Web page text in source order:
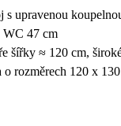
upravenou
WC 47 cm
šířky ≈ 120 cm,
rozměrech 120 x